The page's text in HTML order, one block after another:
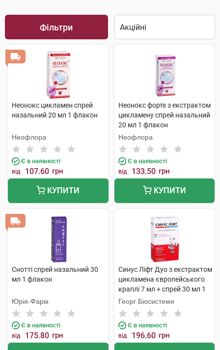
Фільтри
Неонокс цикламен спрей
назальний 20 мл 1 флакон
Неофлора
Є в наявності
від 107.60 грн
КУПИТИ
Неонокс форте з екстрактом
цикламену спрей назальний
20 мл 1 флакон
Неофлора
Є в наявності
від 133.50 грн
КУПИТИ
Снотті спрей назальний 30
мл 1 флакон
Юрія-Фарм
Є в наявності
від 175.80 грн
Синус Ліфт Дуо з екстрактом
цикламена європейського
краплі 7 мл + спрей 30 мл 1
комплект
Георг Біосистеми
Є в наявності
від 196.60 грн